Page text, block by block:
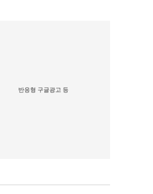
반응형 구글광고 등